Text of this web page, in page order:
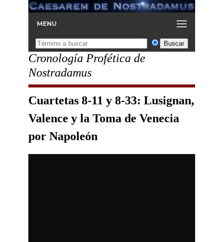
MENU
Cronología Profética de
Nostradamus
Cuartetas 8-11 y 8-33: Lusignan,
Valence y la Toma de Venecia
por Napoleón